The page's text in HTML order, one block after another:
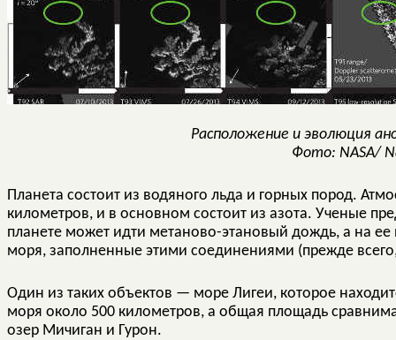
Расположение и эволюция
Фото: NASA/
Планета состоит из водяного льда и горных пород.
километров, и в основном состоит из азота. Ученые
планете может идти метаново-этановый дождь, а на ее
моря, заполненные этими соединениями (прежде
Один из таких объектов — море Лигеи, которое
моря около 500 километров, а общая площадь
озер Мичиган и Гурон.